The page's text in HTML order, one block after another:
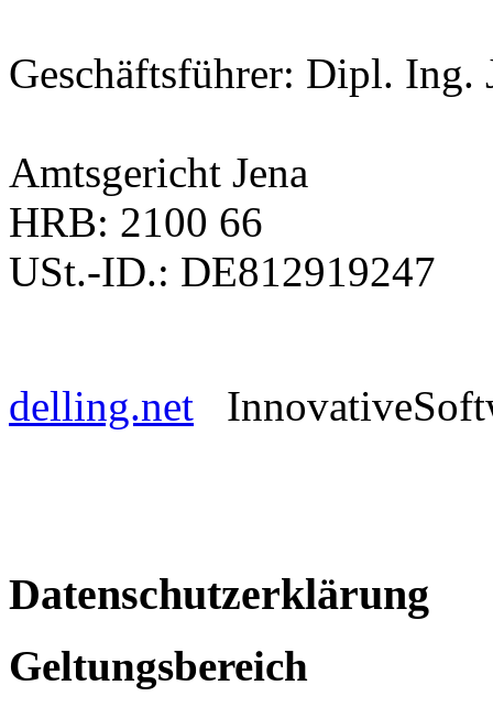
Geschäftsführer: Dipl. Ing.
Amtsgericht Jena
HRB: 2100 66
USt.-ID.: DE812919247
delling.net
Datenschutzerklärung
Geltungsbereich